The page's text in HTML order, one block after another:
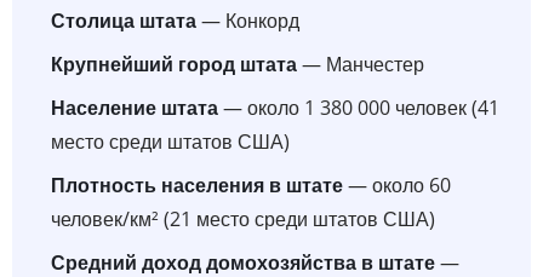
Столица штата— Конкорд
Крупнейший город штата— Манчестер
Население штата— около 1 380 000 человек (41
место среди штатов США)
Плотность населения в штате— около 60
человек/км² (21 место среди штатов США)
Средний доход домохозяйства в штате—